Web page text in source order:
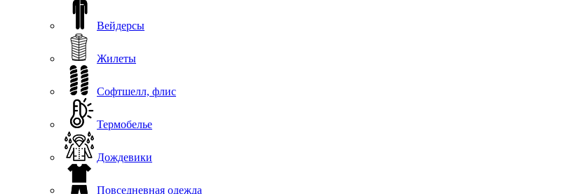
Вейдерсы
Жилеты
Софтшелл, флис
Термобелье
Дождевики
Повседневная одежда